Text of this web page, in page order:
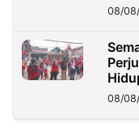
08/
08/